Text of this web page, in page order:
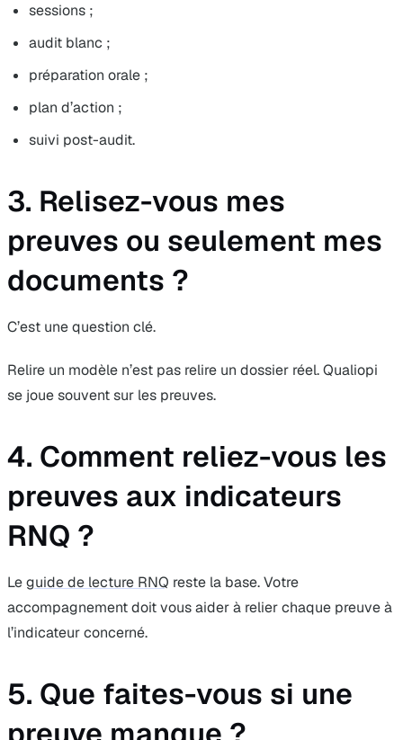
sessions ;
audit blanc ;
préparation orale ;
plan d’action ;
suivi post-audit.
3. Relisez-vous mes
preuves ou seulement mes
documents ?
C’est une question clé.
Relire un modèle n’est pas relire un dossier réel. Qualiopi
se joue souvent sur les preuves.
4. Comment reliez-vous les
preuves aux indicateurs
RNQ ?
Leguide de lecture RNQ reste la base. Votre
accompagnement doit vous aider à relier chaque preuve à
l’indicateur concerné.
5. Que faites-vous si une